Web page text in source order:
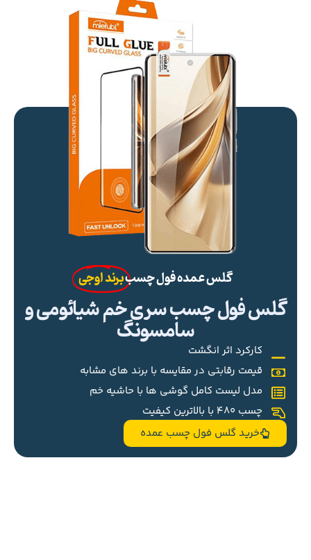
گلس عمده فول چسببرند اوجی
گلس فول چسب سری خم شیائومی و
سامسونگ
کارکرد اثر انگشت
قیمت رقابتی در مقایسه با برند های مشابه
مدل لیست کامل گوشی ها با حاشیه خم
چسب 480 با بالاترین کیفیت
خرید گلس فول چسب عمده